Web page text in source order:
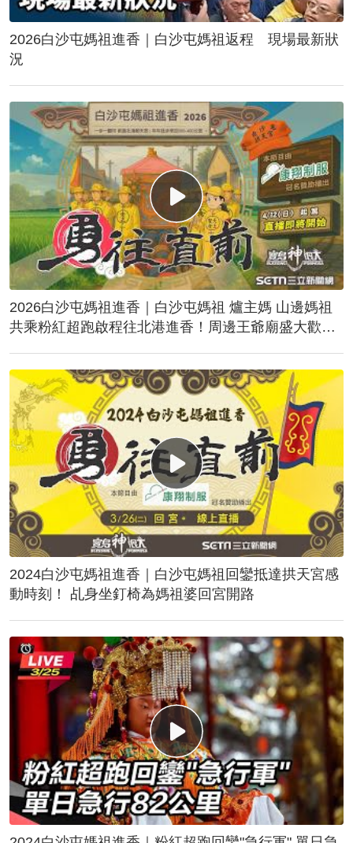
2026白沙屯媽祖進香｜白沙屯媽祖返程 現場最新狀
況
2026白沙屯媽祖進香｜白沙屯媽祖 爐主媽 山邊媽祖
共乘粉紅超跑啟程往北港進香！周邊王爺廟盛大歡
2024白沙屯媽祖進香｜白沙屯媽祖回鑾抵達拱天宮感
動時刻！ 乩身坐釘椅為媽祖婆回宮開路